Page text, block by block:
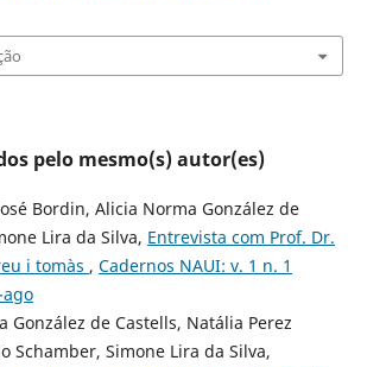
pelo mesmo(s) autor(es)
Bordin, Alicia Norma González de
Lira da Silva, Entrevista com Prof. Dr.
i tomàs , Cadernos NAUI: v. 1 n. 1
González de Castells, Natália Perez
Schamber, Simone Lira da Silva,